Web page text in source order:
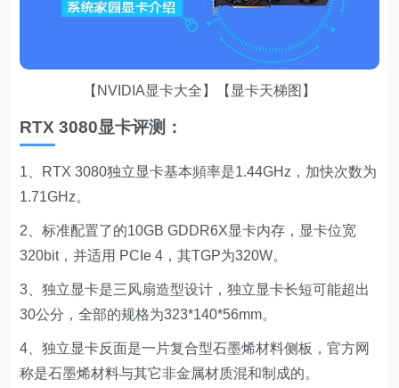
【NVIDIA显卡大全】【显卡天梯图】
RTX 3080显卡评测：
1、RTX 3080独立显卡基本頻率是1.44GHz，加快次数为
1.71GHz。
2、标准配置了的10GB GDDR6X显卡内存，显卡位宽
320bit，并适用 PCIe 4，其TGP为320W。
3、独立显卡是三风扇造型设计，独立显卡长短可能超出
30公分，全部的规格为323*140*56mm。
4、独立显卡反面是一片复合型石墨烯材料侧板，官方网
称是石墨烯材料与其它非金属材质混和制成的。